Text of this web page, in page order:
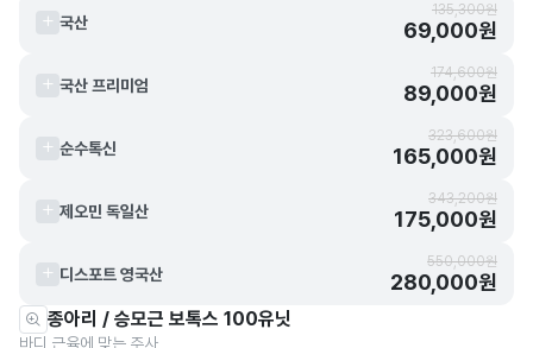
국산
135,300원
69,000원
국산 프리미엄
174,600원
89,000원
순수톡신
323,600원
165,000원
제오민 독일산
343,200원
175,000원
디스포트 영국산
550,000원
280,000원
종아리 / 승모근 보톡스 100유닛
바디 근육에 맞는 주사